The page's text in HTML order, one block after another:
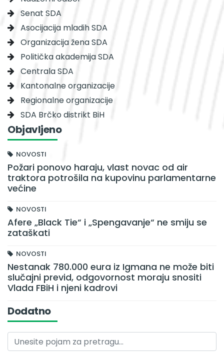
Senat SDA
Asocijacija mladih SDA
Organizacija žena SDA
Politička akademija SDA
Centrala SDA
Kantonalne organizacije
Regionalne organizacije
SDA Brčko distrikt BiH
Objavljeno
NOVOSTI
Požari ponovo haraju, vlast novac od air
traktora potrošila na kupovinu parlamentarne
većine
NOVOSTI
Afere „Black Tie“ i „Spengavanje“ ne smiju se
zataškati
NOVOSTI
Nestanak 780.000 eura iz Igmana ne može biti
slučajni previd, odgovornost moraju snositi
Vlada FBiH i njeni kadrovi
Dodatno